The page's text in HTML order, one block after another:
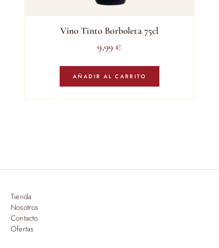
Vino Tinto Borboleta 75cl
9,99 €
AÑADIR AL CARRITO
Tienda
Nosotros
Contacto
Ofertas